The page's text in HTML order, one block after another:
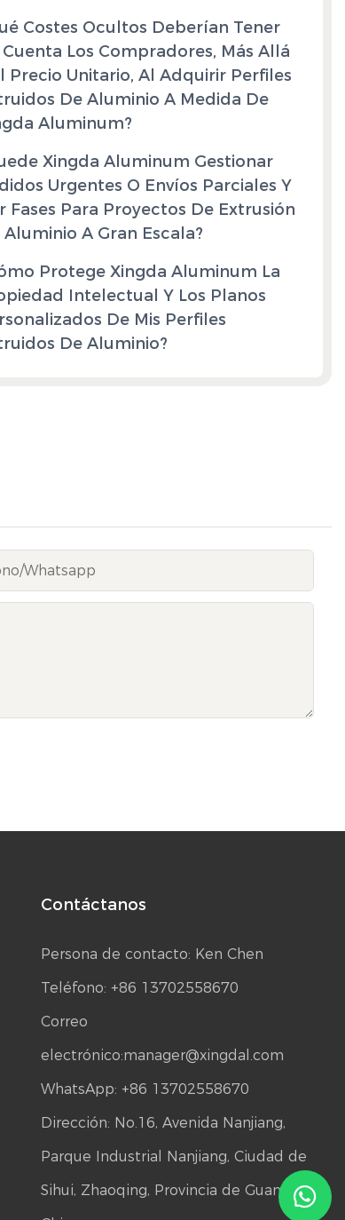
Costes Ocultos Deberían Tener
Cuenta Los Compradores, Más Allá
Precio Unitario, Al Adquirir Perfiles
De Aluminio A Medida De
Aluminum?
Xingda Aluminum Gestionar
Urgentes O Envíos Parciales Y
Fases Para Proyectos De Extrusión
Aluminio A Gran Escala?
Protege Xingda Aluminum La
Intelectual Y Los Planos
De Mis Perfiles
De Aluminio?
whatsapp
Contáctanos
Persona de contacto: Ken Chen
Teléfono: +86 13702558670
Correo
electrónico:manager@xingdal.com
WhatsApp: +86 13702558670
Dirección: No.16, Avenida Nanjiang,
Parque Industrial Nanjiang, Ciudad de
Sihui, Zhaoqing, Provincia de Guangdong,